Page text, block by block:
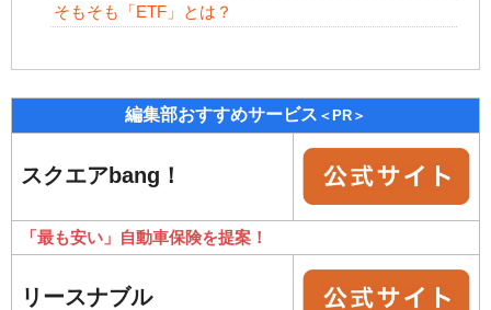
そもそも「ETF」とは？
編集部おすすめサービス ＜PR＞
スクエアbang！
「最も安い」自動車保険を提案！
リースナブル